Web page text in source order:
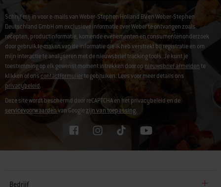
Schrijf mij in voor e-mails van Weber-Stephen Holland BV en Weber-Stephen
Deutschland GmbH om exclusieve informatie over Weber te ontvangen zoals
recepten, productinformatie, komende evenementen en consumentenonderzoek
door gebruik te maken van de informatie die ik heb verstrekt bij registratie en om
mijn interactie te analyseren met de nieuwsbrief tracking tools. Je kunt je
toestemming op elk gewenst moment intrekken door op nieuwsbrief afmeldente
klikken of ons contactformulierte gebruiken. Lees voor meer details ons
privacybeleid.
Deze site wordt beschermd door reCAPTCHA en het privacybeleid en de
servicevoorwaardenvan Googlezijn van toepassing.
Bedrijf